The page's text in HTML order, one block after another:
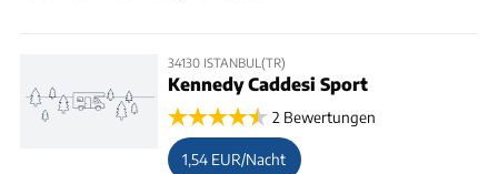
34130 ISTANBUL(TR)
Kennedy Caddesi Sport
2 Bewertungen
1,54 EUR/Nacht